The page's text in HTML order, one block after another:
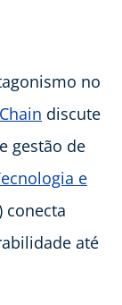
no
discute
gestão de
e
conecta
até